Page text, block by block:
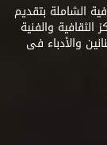
الشاملة بتقديم
والفنية
والأدباء فى